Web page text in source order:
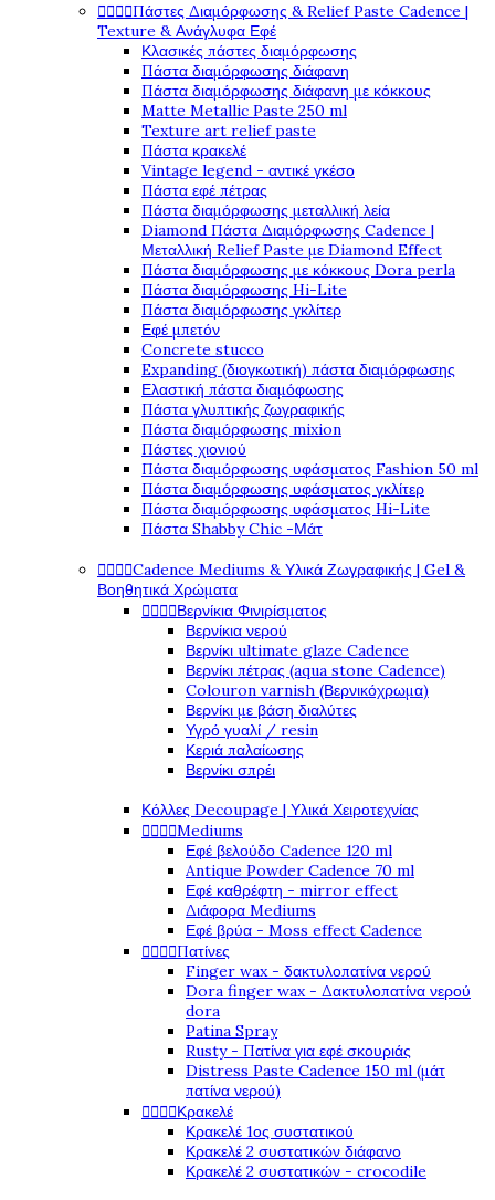
Πάστες Διαμόρφωσης & Relief Paste Cadence |
Texture & Ανάγλυφα Εφέ
Κλασικές πάστες διαμόρφωσης
Πάστα διαμόρφωσης διάφανη
Πάστα διαμόρφωσης διάφανη με κόκκους
Matte Metallic Paste 250 ml
Texture art relief paste
Πάστα κρακελέ
Vintage legend - αντικέ γκέσο
Πάστα εφέ πέτρας
Πάστα διαμόρφωσης μεταλλική λεία
Diamond Πάστα Διαμόρφωσης Cadence |
Μεταλλική Relief Paste με Diamond Effect
Πάστα διαμόρφωσης με κόκκους Dora perla
Πάστα διαμόρφωσης Hi-Lite
Πάστα διαμόρφωσης γκλίτερ
Εφέ μπετόν
Concrete stucco
Expanding (διογκωτική) πάστα διαμόρφωσης
Ελαστική πάστα διαμόφωσης
Πάστα γλυπτικής ζωγραφικής
Πάστα διαμόρφωσης mixion
Πάστες χιονιού
Πάστα διαμόρφωσης υφάσματος Fashion 50 ml
Πάστα διαμόρφωσης υφάσματος γκλίτερ
Πάστα διαμόρφωσης υφάσματος Hi-Lite
Πάστα Shabby Chic -Μάτ
Cadence Mediums & Υλικά Ζωγραφικής | Gel &
Βοηθητικά Χρώματα
Βερνίκια Φινιρίσματος
Βερνίκια νερού
Βερνίκι ultimate glaze Cadence
Βερνίκι πέτρας (aqua stone Cadence)
Colouron varnish (Βερνικόχρωμα)
Βερνίκι με βάση διαλύτες
Υγρό γυαλί / resin
Κεριά παλαίωσης
Βερνίκι σπρέι
Κόλλες Decoupage | Υλικά Χειροτεχνίας
Mediums
Εφέ βελούδο Cadence 120 ml
Antique Powder Cadence 70 ml
Εφέ καθρέφτη - mirror effect
Διάφορα Mediums
Εφέ βρύα - Moss effect Cadence
Πατίνες
Finger wax - δακτυλοπατίνα νερού
Dora finger wax - Δακτυλοπατίνα νερού
dora
Patina Spray
Rusty - Πατίνα για εφέ σκουριάς
Distress Paste Cadence 150 ml (μάτ
πατίνα νερού)
Κρακελέ
Κρακελέ 1ος συστατικού
Κρακελέ 2 συστατικών διάφανο
Κρακελέ 2 συστατικών - crocodile